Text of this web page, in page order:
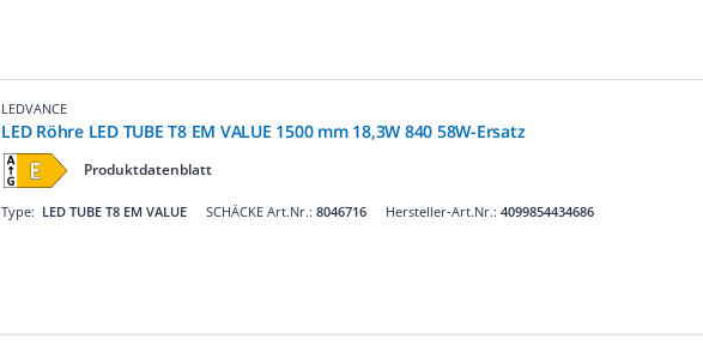
LEDVANCE
LED Röhre LED TUBE T8 EM VALUE 1500 mm 18,3W 840 58W-Ersatz
Produktdatenblatt
SCHÄCKE Art.Nr.: 8046716
Type: LED TUBE T8 EM VALUE Hersteller-Art.Nr.: 4099854434686